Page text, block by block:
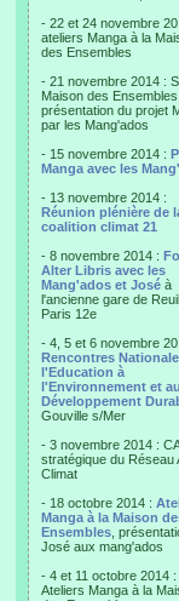
- 22 et 24 novembre
ateliers Manga à la
des Ensembles
- 21 novembre 2014 :
Maison des Ensembles,
présentation du projet
par les Mang'ados
- 15 novembre 2014 :
Manga avec les
- 13 novembre 2014 :
Réunion plénière de
coalition climat 21
- 8 novembre 2014 :
Alter Libris avec les
Mang'ados et José à
l'ancienne gare de
Paris 12e
- 4, 5 et 6 novembre
Rencontres
l'Education à
l'Environnement et au
Développement
Gouville s/Mer
- 3 novembre 2014 :
stratégique du Réseau
Climat
- 18 octobre 2014 :
Manga à la Maison
Ensembles ,
José aux mang'ados
- 4 et 11 octobre 2014 :
Ateliers Manga à la